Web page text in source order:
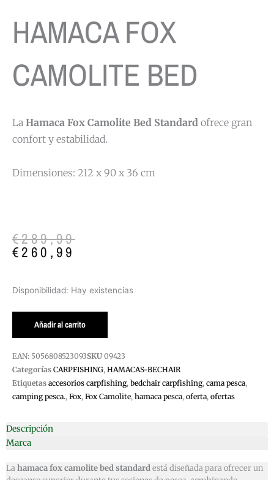
HAMACA FOX
CAMOLITE BED
La Hamaca Fox Camolite Bed Standard ofrece gran
confort y estabilidad.
Dimensiones: 212 x 90 x 36 cm
€289,99
El
precio
original
€289,99.
€260,99
El
precio
actual
€260,99.
Disponibilidad: Hay existencias
HAMACA
Añadir al carrito
EAN: 5056808523093SKU 09423
Categorías CARPFISHING, HAMACAS-BECHAIR
Etiquetas accesorios carpfishing, bedchair carpfishing, cama pesca,
camping pesca., Fox, Fox Camolite, hamaca pesca, oferta, ofertas
Descripción
Marca
Lahamaca fox camolite bed standardestá diseñada para ofrecer un